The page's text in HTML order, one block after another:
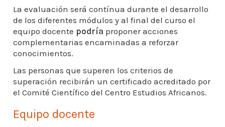
La evaluación será contínua durante el desarrollo
de los diferentes módulos y al final del curso el
equipo docente podría proponer acciones
complementarias encaminadas a reforzar
conocimientos.
Las personas que superen los criterios de
superación recibirán un certificado acreditado por
el Comité Científico del Centro Estudios Africanos.
Equipo docente